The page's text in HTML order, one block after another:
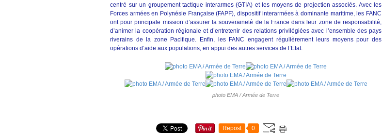
centré sur un groupement tactique interarmes (GTIA) et les moyens de projection associés. Avec les
Forces armées en Polynésie Française (FAPF), dispositif interarmées à dominante maritime, les FANC
ont pour principale mission d’assurer la souveraineté de la France dans leur zone de responsabilité,
d’animer la coopération régionale et d’entretenir des relations privilégiées avec l’ensemble des pays
riverains de la zone Pacifique. Enfin, les FANC engagent régulièrement leurs moyens pour des
opérations d’aide aux populations, en appui des autres services de l’Etat.
photo EMA / Armée de Terre
Repost 0